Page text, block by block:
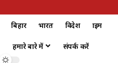
बिहार भारत विदेश क्राइम
हमारे बारे में संपर्क करें